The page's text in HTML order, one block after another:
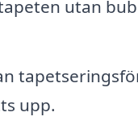
utan
upp.